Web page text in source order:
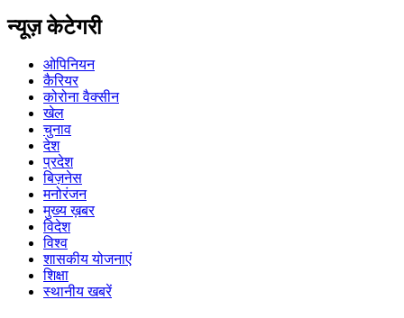
न्यूज़ केटेगरी
ओपिनियन
कैरियर
कोरोना वैक्सीन
खेल
चुनाव
देश
प्रदेश
बिज़नेस
मनोरंजन
मुख्य ख़बर
विदेश
विश्व
शासकीय योजनाएं
शिक्षा
स्थानीय खबरें